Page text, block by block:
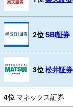
2位SBI証券
3位松井証券
4位 マネックス証券